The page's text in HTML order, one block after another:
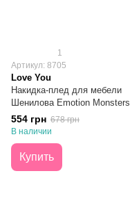
1
Артикул: 8705
Love You
Накидка-плед для мебели
Шенилова Emotion Monsters
180x180
554 грн 678 грн
В наличии
Купить